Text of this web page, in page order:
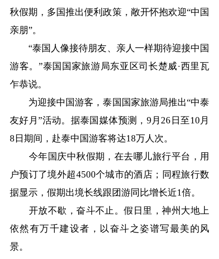
秋假期，多国推出便利政策，敞开怀抱欢迎“中国
亲朋”。
“泰国人像接待朋友、亲人一样期待迎接中国
游客。”泰国国家旅游局东亚区司长楚威·西里瓦
乍恭说。
为迎接中国游客，泰国国家旅游局推出“中泰
友好月”活动。据泰国媒体预测，9月26日至10月
8日期间，赴泰中国游客将达18万人次。
今年国庆中秋假期，在去哪儿旅行平台，用
户预订了境外超4500个城市的酒店；同程旅行数
据显示，假期出境长线跟团游同比增长近1倍。
开放不歇，奋斗不止。假日里，神州大地上
依然有万千建设者，以奋斗之姿谱写最美的风
景。